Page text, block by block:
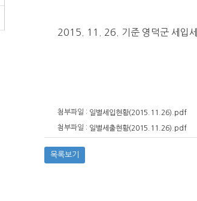
2015. 11. 26. 기준 영덕군 세입
첨부파일 : 일별세입현황(2015.11.26).pdf
첨부파일 : 일별세출현황(2015.11.26).pdf
목록보기